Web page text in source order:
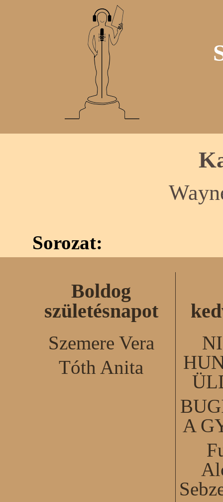
Sorozat:
Boldog
születésnapot
Szemere Vera
Tóth Anita
A